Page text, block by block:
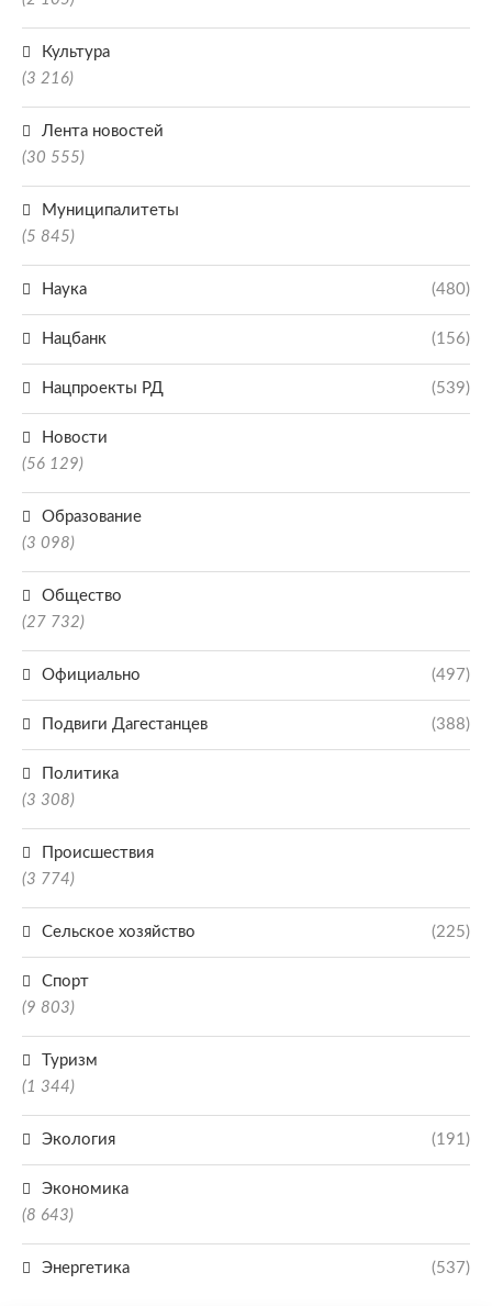
Культура
(3 216)
Лента новостей
(30 555)
Муниципалитеты
(5 845)
Наука (480)
Нацбанк (156)
Нацпроекты РД (539)
Новости
(56 129)
Образование
(3 098)
Общество
(27 732)
Официально (497)
Подвиги Дагестанцев (388)
Политика
(3 308)
Происшествия
(3 774)
Сельское хозяйство (225)
Спорт
(9 803)
Туризм
(1 344)
Экология (191)
Экономика
(8 643)
Энергетика (537)